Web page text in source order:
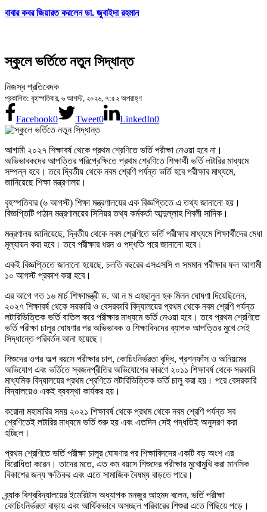
বাবার কবর জিয়ারত করলেন ডা. জুবাইদা রহমান
স্কুলে ভর্তিতে নতুন সিদ্ধান্ত
নিজস্ব প্রতিবেদক
প্রকাশিত: বৃহস্পতিবার, ৬ আগস্ট, ২০২৬, ৭:৫২ অপরাহ্ণ
Facebook0 Tweet0 LinkedIn0
আগামী ২০২৭ শিক্ষাবর্ষ থেকে প্রথম শ্রেণিতে ভর্তি পরীক্ষা নেওয়া হবে না।
অভিভাবকদের আপত্তির পরিপ্রেক্ষিতে প্রথম শ্রেণিতে শিক্ষার্থী ভর্তি লটারির মাধ্যমে
সম্পন্ন হবে। তবে দ্বিতীয় থেকে নবম শ্রেণি পর্যন্ত ভর্তি হবে পরীক্ষার মাধ্যমে,
জানিয়েছে শিক্ষা মন্ত্রণালয়।
বৃহস্পতিবার (৬ আগস্ট) শিক্ষা মন্ত্রণালয়ের এক বিজ্ঞপ্তিতে এ তথ্য জানানো হয়।
বিজ্ঞপ্তিটি পাঠান মন্ত্রণালয়ের সিনিয়র তথ্য কর্মকর্তা আব্দুল্লাহ শিবলী সাদিক।
মন্ত্রণালয় জানিয়েছে, দ্বিতীয় থেকে নবম শ্রেণিতে ভর্তি পরীক্ষার মাধ্যমে শিক্ষার্থীদের মেধা
মূল্যায়ন করা হবে। তবে পরীক্ষার ধরন ও পদ্ধতি পরে জানানো হবে।
একই বিজ্ঞপ্তিতে জানানো হয়েছে, চলতি বছরের এসএসসি ও সমমান পরীক্ষার ফল আগামী
১০ আগস্ট প্রকাশ করা হবে।
এর আগে গত ১৬ মার্চ শিক্ষামন্ত্রী ড. আ ন ম এহছানুল হক মিলন ঘোষণা দিয়েছিলেন,
২০২৭ শিক্ষাবর্ষ থেকে সরকারি ও বেসরকারি বিদ্যালয়ের প্রথম থেকে নবম শ্রেণি পর্যন্ত
লটারিভিত্তিক ভর্তি বাতিল করে পরীক্ষার মাধ্যমে ভর্তি নেওয়া হবে। তবে প্রথম শ্রেণিতে
ভর্তি পরীক্ষা চালুর ঘোষণার পর অভিভাবক ও শিক্ষাবিদদের ব্যাপক আপত্তির মুখে সেই
সিদ্ধান্তে পরিবর্তন আনা হয়েছে।
শিশুদের ওপর অল্প বয়সে পরীক্ষার চাপ, কোচিংনির্ভরতা বৃদ্ধি, প্রশ্নফাঁস ও অনিয়মের
অভিযোগ এবং ভর্তিতে স্বজনপ্রীতির অভিযোগের কারণে ২০১১ শিক্ষাবর্ষ থেকে সরকারি
মাধ্যমিক বিদ্যালয়ের প্রথম শ্রেণিতে লটারিভিত্তিক ভর্তি চালু করা হয়। পরে বেসরকারি
বিদ্যালয়েও একই ব্যবস্থা কার্যকর হয়।
করোনা মহামারির সময় ২০২১ শিক্ষাবর্ষ থেকে প্রথম থেকে নবম শ্রেণি পর্যন্ত সব
শ্রেণিতেই লটারির মাধ্যমে ভর্তি শুরু হয় এবং এতদিন সেই পদ্ধতিই অনুসরণ করা
হচ্ছিল।
প্রথম শ্রেণিতে ভর্তি পরীক্ষা চালুর ঘোষণার পর শিক্ষাবিদদের একটি বড় অংশ এর
বিরোধিতা করেন। তাদের মতে, এত কম বয়সে শিশুদের পরীক্ষার মুখোমুখি করা মানসিক
বিকাশের জন্য ক্ষতিকর এবং এতে সামাজিক বৈষম্য বাড়তে পারে।
ব্র্যাক বিশ্ববিদ্যালয়ের ইমেরিটাস অধ্যাপক মনজুর আহমদ বলেন, ভর্তি পরীক্ষা
কোচিংনির্ভরতা বাড়ায় এবং আর্থিকভাবে অসচ্ছল পরিবারের শিশুরা এতে পিছিয়ে পড়ে।